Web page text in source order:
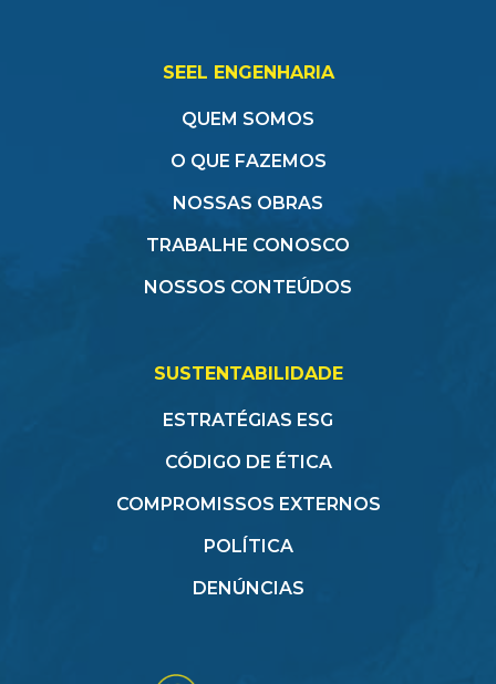
SEEL ENGENHARIA
QUEM SOMOS
O QUE FAZEMOS
NOSSAS OBRAS
TRABALHE CONOSCO
NOSSOS CONTEÚDOS
SUSTENTABILIDADE
ESTRATÉGIAS ESG
CÓDIGO DE ÉTICA
COMPROMISSOS EXTERNOS
POLÍTICA
DENÚNCIAS